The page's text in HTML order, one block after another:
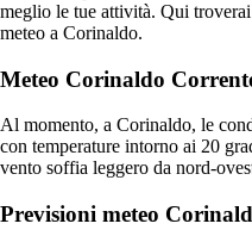
meglio le tue attività. Qui
meteo a Corinaldo.
Meteo Corinaldo
Al momento, a Corinaldo, le
con temperature intorno ai 20
vento soffia leggero da nord-
Previsioni meteo